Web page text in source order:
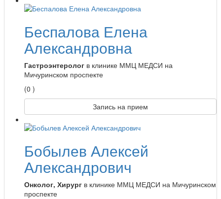
Беспалова Елена
Александровна
Гастроэнтеролог в клинике ММЦ МЕДСИ на
Мичуринском проспекте
(0 )
Запись на прием
Бобылев Алексей
Александрович
Онколог, Хирург в клинике ММЦ МЕДСИ на Мичуринском
проспекте